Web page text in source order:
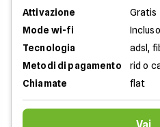
Attivazione
Gratis
Mode wi-fi
Incluso
Tecnologia
adsl,
Metodi di pagamento
rid o
Chiamate
flat